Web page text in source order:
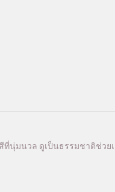
ที่นุ่มนวล ดูเป็นธรรมชาติช่วย